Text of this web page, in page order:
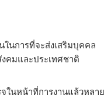
นการที่จะส่งเสริมบุคคล
คมและประเทศชาติ
ในหน้าที่การงานแล้วหลาย